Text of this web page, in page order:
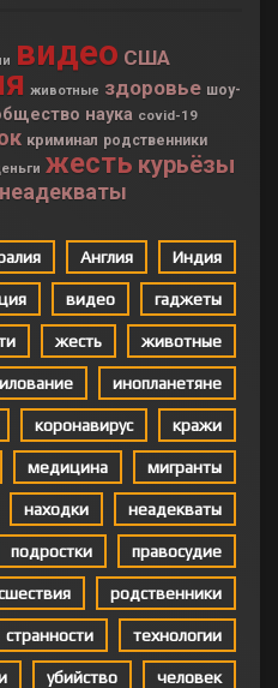
видео США
животные здоровье шоу-
наука covid-19
криминал родственники
жесть курьёзы
неадекваты
Англия Индия
видео гаджеты
жесть животные
инопланетяне
коронавирус кражи
медицина мигранты
находки неадекваты
подростки правосудие
родственники
странности технологии
убийство человек